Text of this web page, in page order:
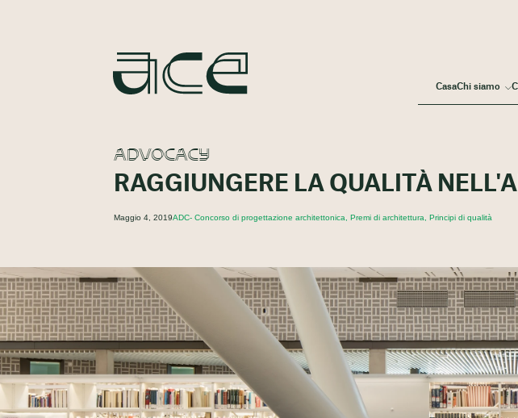
CasaChi siamo
ADVOCACY
RAGGIUNGERE LA QUALITÀ
Maggio 4, 2019ADC- Concorso di progettazione architettonica, Premi di architettura, Principi di qualità